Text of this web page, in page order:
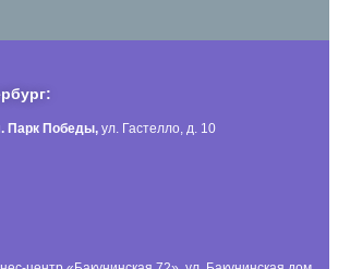
Парк Победы, ул. Гастелло, д. 10